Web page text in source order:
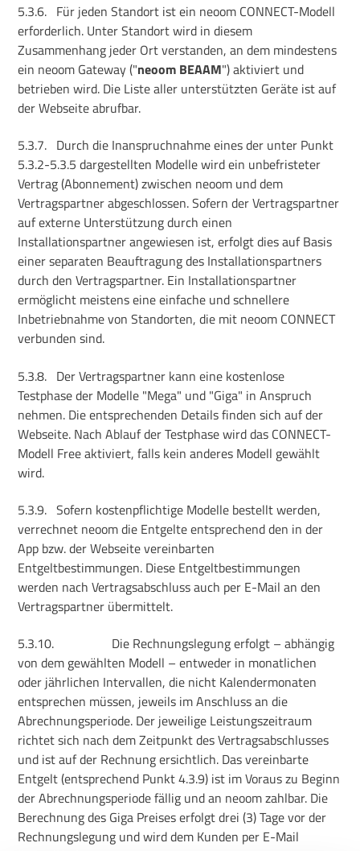
5.3.6. Für jeden Standort ist ein neoom CONNECT-Modell
erforderlich. Unter Standort wird in diesem
Zusammenhang jeder Ort verstanden, an dem mindestens
ein neoom Gateway ("neoom BEAAM") aktiviert und
betrieben wird. Die Liste aller unterstützten Geräte ist auf
der Webseite abrufbar.
5.3.7. Durch die Inanspruchnahme eines der unter Punkt
5.3.2-5.3.5 dargestellten Modelle wird ein unbefristeter
Vertrag (Abonnement) zwischen neoom und dem
Vertragspartner abgeschlossen. Sofern der Vertragspartner
auf externe Unterstützung durch einen
Installationspartner angewiesen ist, erfolgt dies auf Basis
einer separaten Beauftragung des Installationspartners
durch den Vertragspartner. Ein Installationspartner
ermöglicht meistens eine einfache und schnellere
Inbetriebnahme von Standorten, die mit neoom CONNECT
verbunden sind.
5.3.8. Der Vertragspartner kann eine kostenlose
Testphase der Modelle "Mega" und "Giga" in Anspruch
nehmen. Die entsprechenden Details finden sich auf der
Webseite. Nach Ablauf der Testphase wird das CONNECT-
Modell Free aktiviert, falls kein anderes Modell gewählt
wird.
5.3.9. Sofern kostenpflichtige Modelle bestellt werden,
verrechnet neoom die Entgelte entsprechend den in der
App bzw. der Webseite vereinbarten
Entgeltbestimmungen. Diese Entgeltbestimmungen
werden nach Vertragsabschluss auch per E-Mail an den
Vertragspartner übermittelt.
5.3.10.
Die Rechnungslegung erfolgt – abhängig
von dem gewählten Modell – entweder in monatlichen
oder jährlichen Intervallen, die nicht Kalendermonaten
entsprechen müssen, jeweils im Anschluss an die
Abrechnungsperiode. Der jeweilige Leistungszeitraum
richtet sich nach dem Zeitpunkt des Vertragsabschlusses
und ist auf der Rechnung ersichtlich. Das vereinbarte
Entgelt (entsprechend Punkt 4.3.9) ist im Voraus zu Beginn
der Abrechnungsperiode fällig und an neoom zahlbar. Die
Berechnung des Giga Preises erfolgt drei (3) Tage vor der
Rechnungslegung und wird dem Kunden per E-Mail